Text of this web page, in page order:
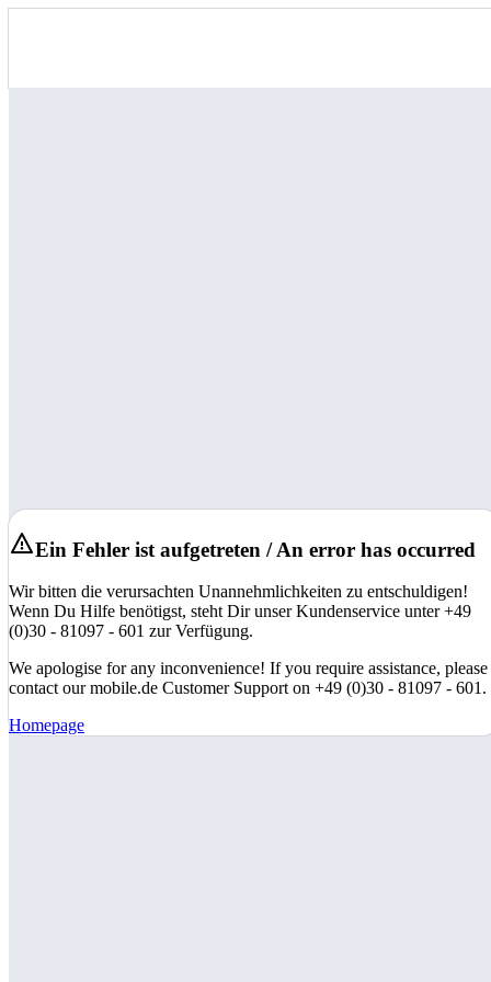
Ein Fehler ist aufgetreten / An error has occurred
Wir bitten die verursachten Unannehmlichkeiten zu entschuldigen!
Wenn Du Hilfe benötigst, steht Dir unser Kundenservice unter +49
(0)30 - 81097 - 601 zur Verfügung.
We apologise for any inconvenience! If you require assistance, please
contact our mobile.de Customer Support on +49 (0)30 - 81097 - 601.
Homepage